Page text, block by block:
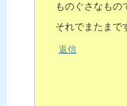
ものぐさなもの
それでまたまで
返信